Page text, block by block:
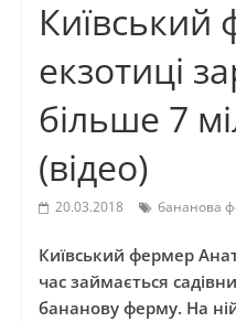
Київський
екзотиці
більше 7
(відео)
20.03.2018 бананова
Київський фермер
час займається
бананову ферму. На